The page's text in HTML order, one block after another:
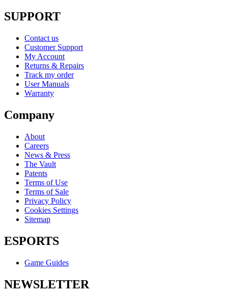
SUPPORT
Contact us
Customer Support
My Account
Returns & Repairs
Track my order
User Manuals
Warranty
Company
About
Careers
News & Press
The Vault
Patents
Terms of Use
Terms of Sale
Privacy Policy
Cookies Settings
Sitemap
ESPORTS
Game Guides
NEWSLETTER